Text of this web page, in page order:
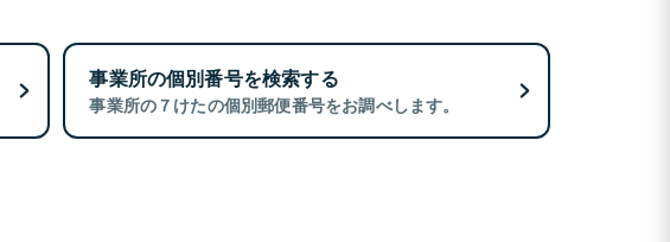
事業所の個別番号を検索する
事業所の７けたの個別郵便番号をお調べします。